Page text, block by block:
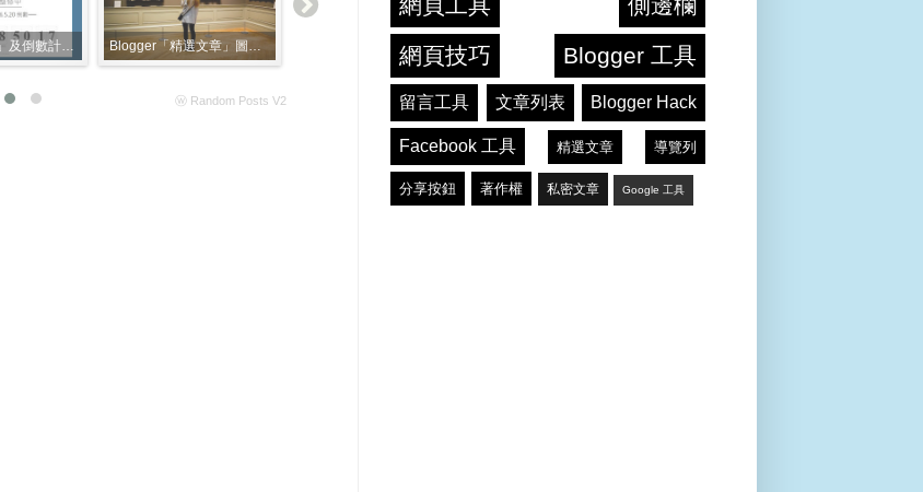
「網站維修中」及倒數計時功能──展示網頁 Blogger 文章列表極速版__(1)依日期排列──DEMO 網頁
ⓦ Random Posts V2
網頁工具
側邊欄
網頁技巧
Blogger 工具
留言工具 文章列表 Blogger Hack
Facebook 工具 精選文章 導覽列
分享按鈕 著作權 私密文章 Google 工具